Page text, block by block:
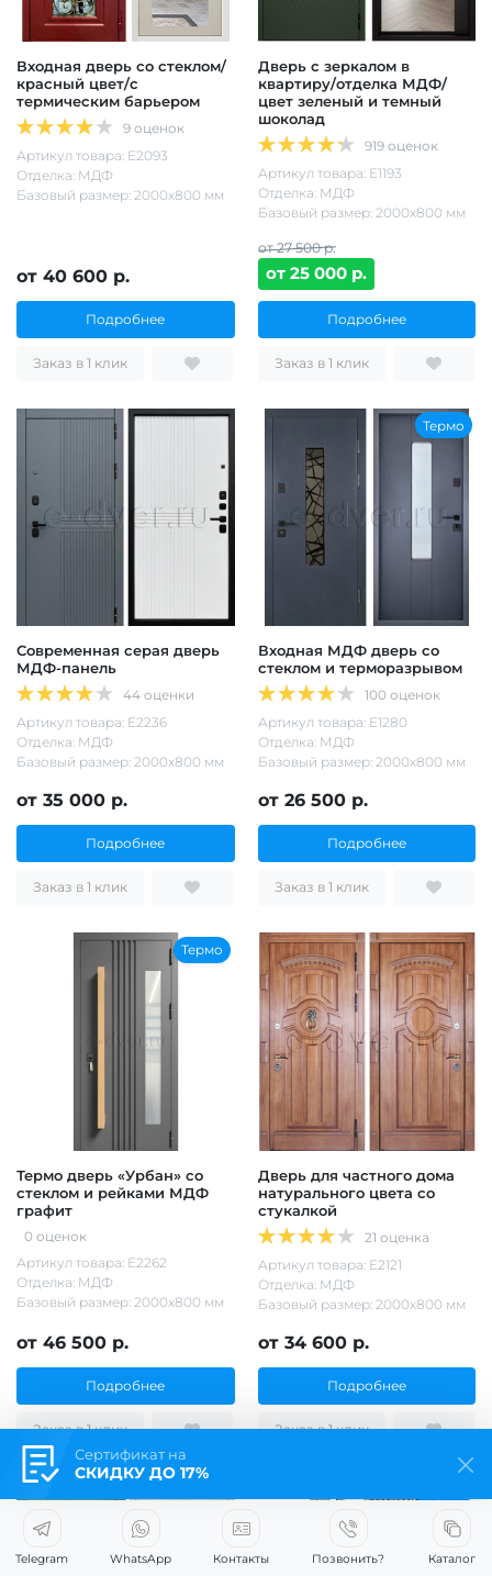
Входная дверь со стеклом/
красный цвет/с
термическим барьером
9 оценок
Артикул товара: Е2093
Отделка: МДФ
Базовый размер: 2000х800 мм
от 40 600 р.
Подробнее
Заказ в 1 клик
Дверь с зеркалом в
квартиру/отделка МДФ/
цвет зеленый и темный
шоколад
919 оценок
Артикул товара: Е1193
Отделка: МДФ
Базовый размер: 2000х800 мм
от 27 500 р.
от 25 000 р.
Подробнее
Заказ в 1 клик
Современная серая дверь
МДФ-панель
44 оценки
Артикул товара: Е2236
Отделка: МДФ
Базовый размер: 2000х800 мм
от 35 000 р.
Подробнее
Заказ в 1 клик
Термо
Входная МДФ дверь со
стеклом и терморазрывом
100 оценок
Артикул товара: Е1280
Отделка: МДФ
Базовый размер: 2000х800 мм
от 26 500 р.
Подробнее
Заказ в 1 клик
Термо
Термо дверь «Урбан» со
стеклом и рейками МДФ
графит
0 оценок
Артикул товара: Е2262
Отделка: МДФ
Базовый размер: 2000х800 мм
от 46 500 р.
Подробнее
Заказ в 1 клик
Дверь для частного дома
натурального цвета со
стукалкой
21 оценка
Артикул товара: Е2121
Отделка: МДФ
Базовый размер: 2000х800 мм
от 34 600 р.
Подробнее
Заказ в 1 клик
Сертификат на
СКИДКУ ДО 17%
Telegram WhatsApp Контакты Позвонить? Каталог